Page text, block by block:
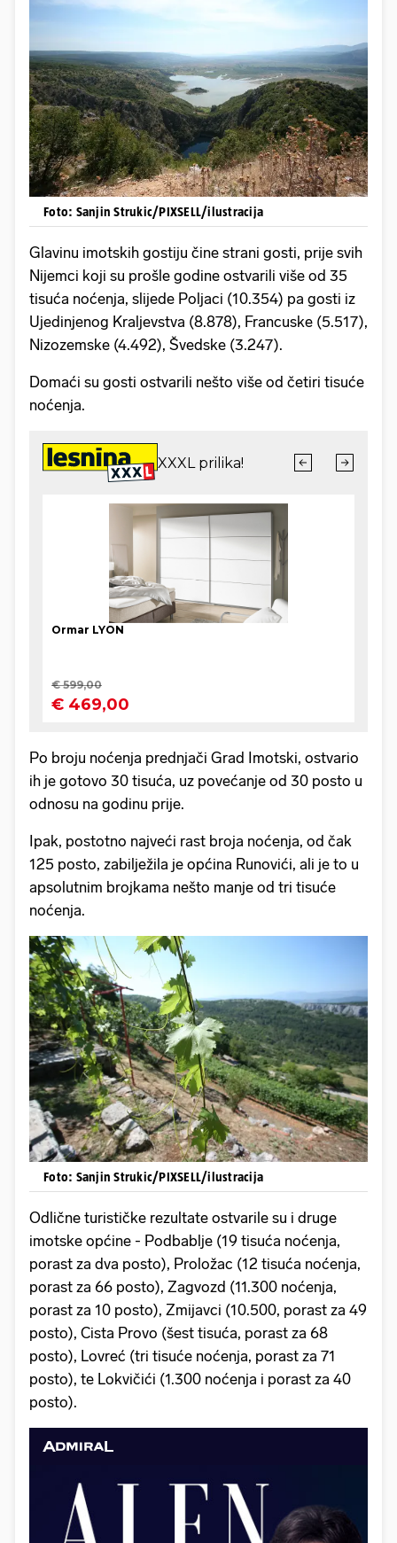
Foto: Sanjin Strukic/PIXSELL/ilustracija
Glavinu imotskih gostiju čine strani gosti, prije svih
Nijemci koji su prošle godine ostvarili više od 35
tisuća noćenja, slijede Poljaci (10.354) pa gosti iz
Ujedinjenog Kraljevstva (8.878), Francuske (5.517),
Nizozemske (4.492), Švedske (3.247).
Domaći su gosti ostvarili nešto više od četiri tisuće
noćenja.
Po broju noćenja prednjači Grad Imotski, ostvario
ih je gotovo 30 tisuća, uz povećanje od 30 posto u
odnosu na godinu prije.
Ipak, postotno najveći rast broja noćenja, od čak
125 posto, zabilježila je općina Runovići, ali je to u
apsolutnim brojkama nešto manje od tri tisuće
noćenja.
Foto: Sanjin Strukic/PIXSELL/ilustracija
Odlične turističke rezultate ostvarile su i druge
imotske općine - Podbablje (19 tisuća noćenja,
porast za dva posto), Proložac (12 tisuća noćenja,
porast za 66 posto), Zagvozd (11.300 noćenja,
porast za 10 posto), Zmijavci (10.500, porast za 49
posto), Cista Provo (šest tisuća, porast za 68
posto), Lovreć (tri tisuće noćenja, porast za 71
posto), te Lokvičići (1.300 noćenja i porast za 40
posto).